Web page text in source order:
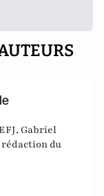
Gabriel
du